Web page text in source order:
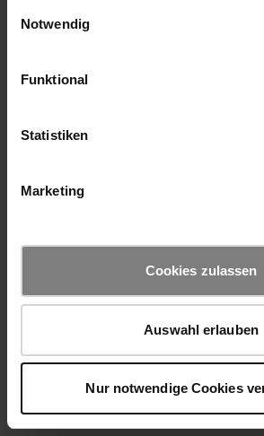
Notwendig
Funktional
Statistiken
Marketing
Cookies zulassen
Auswahl erlauben
Nur notwendige Cookies